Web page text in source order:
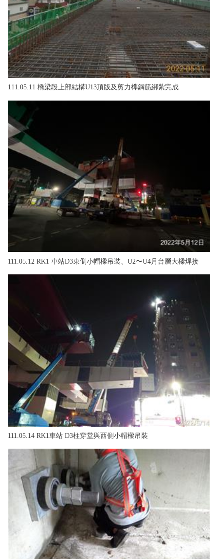
111.05.11 橋梁段上部結構U13頂版及剪力榫鋼筋綁紮完成
111.05.12 RK1 車站D3東側小帽樑吊裝、U2〜U4月台層大樑焊接
111.05.14 RK1車站 D3柱穿堂與西側小帽樑吊裝